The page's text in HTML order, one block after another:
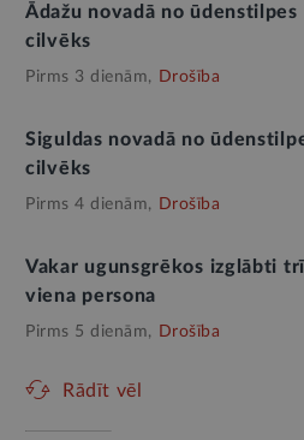
Ādažu novadā no
cilvēks
Pirms 3 dienām, Drošība
Siguldas novadā no
cilvēks
Pirms 4 dienām, Drošība
Vakar ugunsgrēkos izglābti
viena persona
Pirms 5 dienām, Drošība
Rādīt vēl